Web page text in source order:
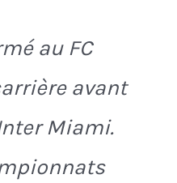
au FC
avant
Miami.